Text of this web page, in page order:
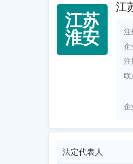
江苏
淮安
江
注
企
注
联
企
法定代表人